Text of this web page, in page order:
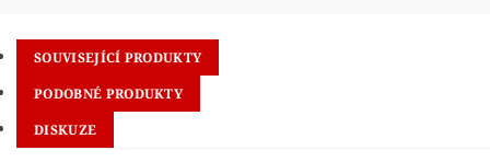
SOUVISEJÍCÍ PRODUKTY
PODOBNÉ PRODUKTY
DISKUZE